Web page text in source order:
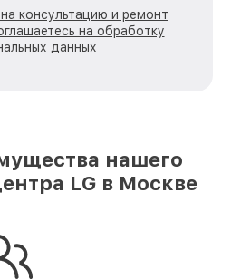
консультацию и ремонт
на обработку
данных
нашего
LG в Москве